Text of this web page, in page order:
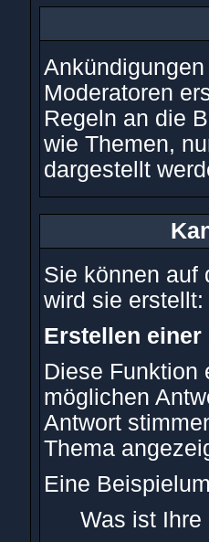
Moderatoren
Regeln an die
wie Themen,
dargestellt
Sie können auf
wird sie erstellt:
Erstellen einer
Diese Funktion
möglichen
Antwort
Thema
Eine
Was ist Ihre